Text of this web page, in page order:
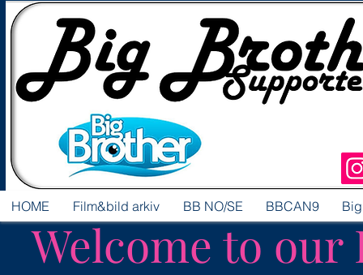
Welcome to our
HOME Film&bild arkiv BB NO/SE BBCAN9